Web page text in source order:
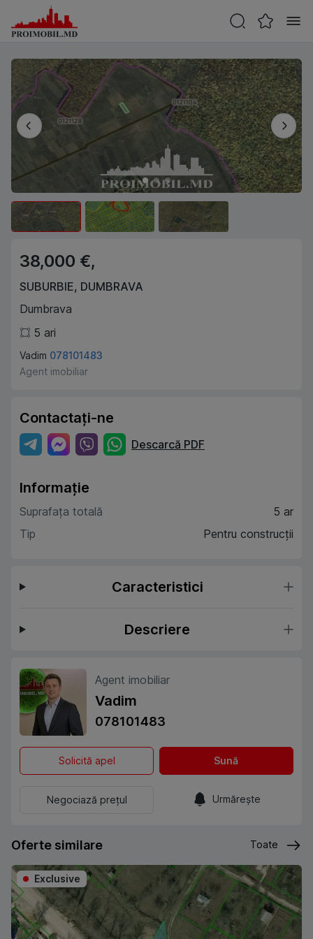
38,000 €,
SUBURBIE, DUMBRAVA
Dumbrava
5 ari
Vadim 078101483
Agent imobiliar
Contactați-ne
Descarcă PDF
Informație
Suprafața totală
5 ar
Tip
Pentru construcții
Caracteristici
Descriere
Agent imobiliar
Vadim
078101483
Solicită apel Sună
Negociază prețul Urmărește
Oferte similare Toate
Exclusive